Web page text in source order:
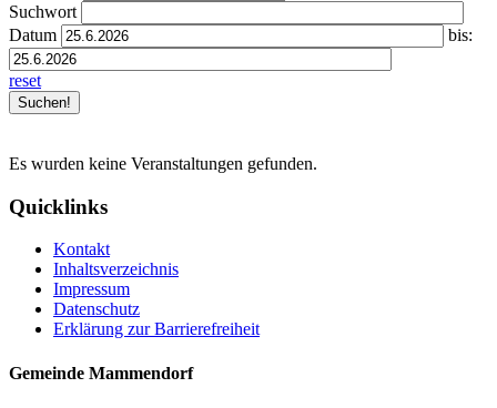
Suchwort
Datum
bis:
reset
Es wurden keine Veranstaltungen gefunden.
Quicklinks
Kontakt
Inhaltsverzeichnis
Impressum
Datenschutz
Erklärung zur Barrierefreiheit
Gemeinde Mammendorf